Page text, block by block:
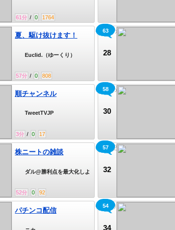
61分 / 0 1764
夏、駆け抜けます！
57分 / 0 808
Euclid.（ゆーくり） 28
最強のダークヒーロー
63
順チャンネル
3分 / 0 17
TweetTVJP 30
はじめまして
58
株ニートの雑談
52分 0 92
ダル@勝利点を最大化しよ
32
雑談配信
57
パチンコ配信
34
魚釣り
54